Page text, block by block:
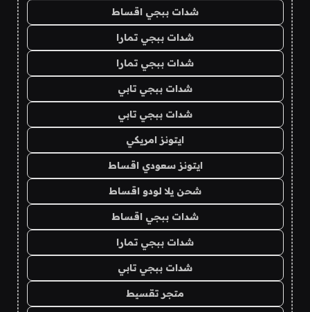
شدات ببجي اقساط
شدات ببجي تمارا
شدات ببجي تمارا
شدات ببجي تابي
شدات ببجي تابي
ايتونز امريكي
ايتونز سعودي اقساط
شحن يلا لودو اقساط
شدات ببجي اقساط
شدات ببجي تمارا
شدات ببجي تابي
متجر تقسيط